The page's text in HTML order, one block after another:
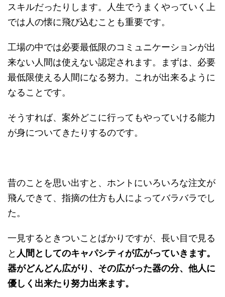
スキルだったりします。人生でうまくやっていく上
では人の懐に飛び込むことも重要です。
工場の中では必要最低限のコミュニケーションが出
来ない人間は使えない認定されます。まずは、必要
最低限使える人間になる努力。これが出来るように
なることです。
そうすれば、案外どこに行ってもやっていける能力
が身についてきたりするのです。
昔のことを思い出すと、ホントにいろいろな注文が
飛んできて、指摘の仕方も人によってバラバラでし
た。
一見するときついことばかりですが、長い目で見る
と 人間としてのキャパシティが広がっていきます。
器がどんどん広がり、その広がった器の分、他人に
優しく出来たり努力出来ます。